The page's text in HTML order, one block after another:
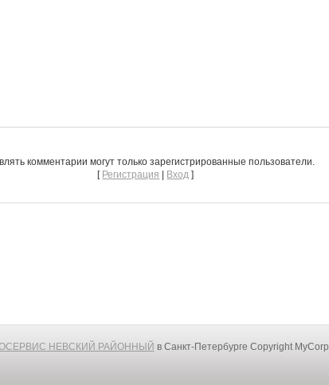
комментарии могут только зарегистрированные пользователи.
[ Регистрация Вход ]
НЕВСКИЙ РАЙОННЫЙ в Санкт-Петербурге Copyright MyCorp